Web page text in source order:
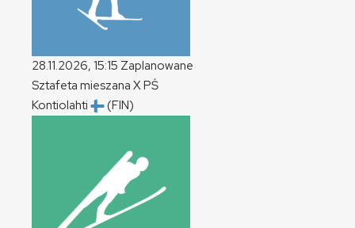
28.11.2026, 15:15 Zaplanowane
Sztafeta mieszana XPŚ
Kontiolahti
(FIN)